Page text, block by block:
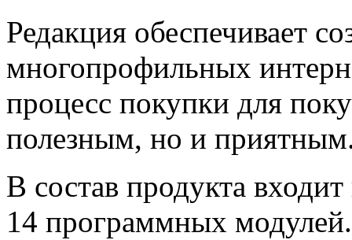
Редакция обеспечивает
многопрофильных
процесс покупки для
полезным, но и
В состав продукта
14 программных модулей.